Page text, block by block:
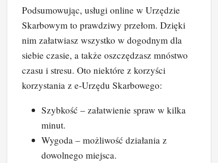
Podsumowując, usługi online w Urzędzie
Skarbowym to prawdziwy przełom. Dzięki
nim załatwiasz wszystko w dogodnym dla
siebie czasie, a także oszczędzasz mnóstwo
czasu i stresu. Oto niektóre z korzyści
korzystania z e-Urzędu Skarbowego:
Szybkość – załatwienie spraw w kilka
minut.
Wygoda – możliwość działania z
dowolnego miejsca.